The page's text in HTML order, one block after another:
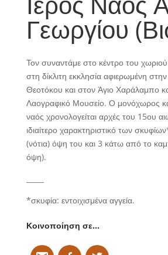
Γεωργίου
Τον συναντάμε στο κέντρο του
στη δίκλιτη εκκλησία αφιερωμένη
Θεοτόκου και στον Άγιο Χαράλαμπο
Λαογραφικό Μουσείο. Ο μονόχωρος
ναός χρονολογείται αρχές του 15ου
ιδιαίτερο χαρακτηριστικό των
(νότια) όψη του και 3 κάτω από το
όψη).
*σκυφία: εντοιχισμένα αγγεία.
Κοινοποίηση σε…